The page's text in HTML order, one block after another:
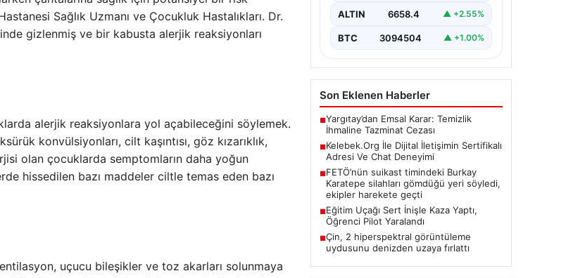
Sağlık Uzmanı ve Çocukluk Hastalıkları. Dr.
gizlenmiş ve bir kabusta alerjik reaksiyonları
alerjik reaksiyonlara yol açabileceğini söylemek.
konvülsiyonları, cilt kaşıntısı, göz kızarıklık,
olan çocuklarda semptomların daha yoğun
hissedilen bazı maddeler ciltle temas eden bazı
uçucu bileşikler ve toz akarları solunmaya
Günümüzde…
ALTIN 6658.4 ▲ +2.55%
BTC 3094504 ▲ +1.00%
Son Eklenen Haberler
■Yargıtay’dan Emsal Karar: Temizlik
İhmaline Tazminat Cezası
■Kelebek.Org İle Dijital İletişimin Sertifikalı
Adresi Ve Chat Deneyimi
■FETÖ’nün suikast timindeki Burkay
Karatepe silahları gömdüğü yeri söyledi,
ekipler harekete geçti
■Eğitim Uçağı Sert İnişle Kaza Yaptı,
Öğrenci Pilot Yaralandı
■Çin, 2 hiperspektral görüntüleme
uydusunu denizden uzaya fırlattı